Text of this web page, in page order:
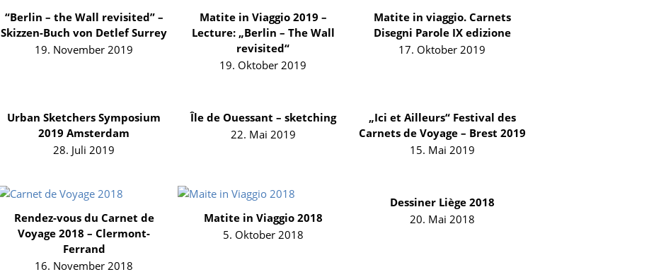
“Berlin – the Wall revisited” –
Skizzen-Buch von Detlef Surrey
19. November 2019
Matite in Viaggio 2019 –
Lecture: „Berlin – The Wall
revisited“
19. Oktober 2019
Matite in viaggio. Carnets
Disegni Parole IX edizione
17. Oktober 2019
Urban Sketchers Symposium
2019 Amsterdam
28. Juli 2019
Île de Ouessant – sketching
22. Mai 2019
„Ici et Ailleurs“ Festival des
Carnets de Voyage – Brest 2019
15. Mai 2019
Rendez-vous du Carnet de
Voyage 2018 – Clermont-
Ferrand
16. November 2018
Matite in Viaggio 2018
5. Oktober 2018
Dessiner Liège 2018
20. Mai 2018